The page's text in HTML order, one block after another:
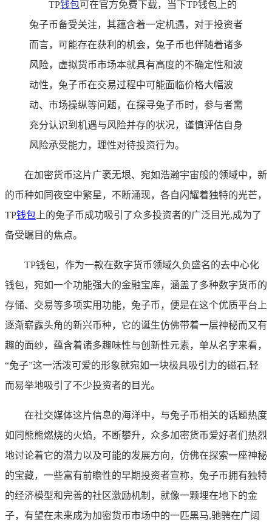
TP钱包可在官方免费下载，当下TP钱包上的
兔子币备受关注，其蕴含着一定机遇，对于投资者
而言，可能存在获利的机会，兔子币也伴随着诸多
风险，虚拟货币市场本就具有高度的不确定性和波
动性，兔子币在交易过程中可能面临价格大幅波
动、市场操纵等问题，在探寻兔子币时，参与者需
充分认识到机遇与风险并存的状况，谨慎评估自身
风险承受能力，理性对待投资行为。
在加密货币这片广袤无垠、宛如浩瀚宇宙般的领域中，新
的币种如同夜空中繁星，不断涌现，各自闪耀着独特的光芒，
TP钱包 上的兔子币成功吸引了众多投资者的广泛目光,成为了
备受瞩目的焦点。
TP钱包，作为一款在数字货币领域久负盛名的去中心化
钱包，宛如一个功能强大的金融宝库，涵盖了多种数字货币的
存储、交易等多项实用功能，兔子币，便是在这个优质平台上
逐渐崭露头角的新兴币种，它的诞生仿佛带着一层神秘而又有
趣的面纱，蕴含着诸多趣味性与创新性元素，单从名字来看，
“兔子”这一活泼可爱的形象就宛如一块极具吸引力的磁石,轻
而易举地吸引了不少投资者的目光。
在社交媒体这片信息的海洋中，与兔子币相关的话题热度
如同熊熊燃烧的火焰，不断攀升，众多加密货币爱好者们热烈
地讨论着它的潜力以及可能的发展方向，仿佛在探索一座神秘
的宝藏，一些富有前瞻性的早期投资者宣称，兔子币拥有独特
的经济模型和完善的社区激励机制，就像一颗埋在地下的金
子，有望在未来成为加密货币市场中的一匹黑马,驰骋在广阔